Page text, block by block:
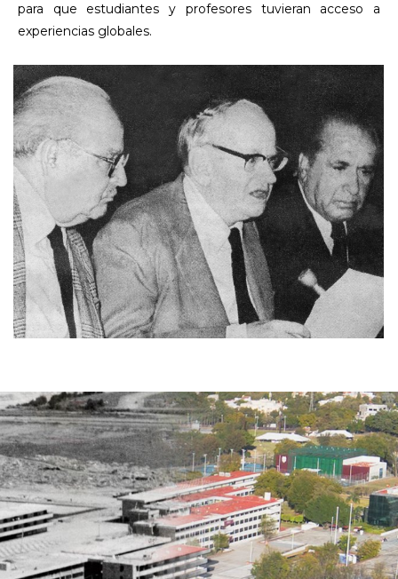
para que estudiantes y profesores tuvieran acceso a
experiencias globales.